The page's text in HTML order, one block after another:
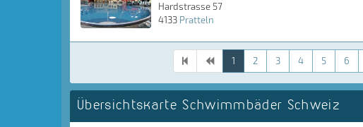
Hardstrasse 57
4133 Pratteln
1 2 3 4 5 6
Übersichtskarte Schwimmbäder Schweiz